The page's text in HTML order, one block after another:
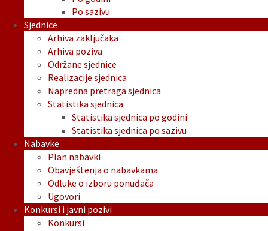
Po sazivu
Sjednice
Arhiva zaključaka
Arhiva poziva
Održane sjednice
Realizacije sjednica
Napredna pretraga sjednica
Statistika sjednica
Statistika sjednica po godini
Statistika sjednica po sazivu
Nabavke
Plan nabavki
Obavještenja o nabavkama
Odluke o izboru ponuđača
Ugovori
Konkursi i javni pozivi
Konkursi